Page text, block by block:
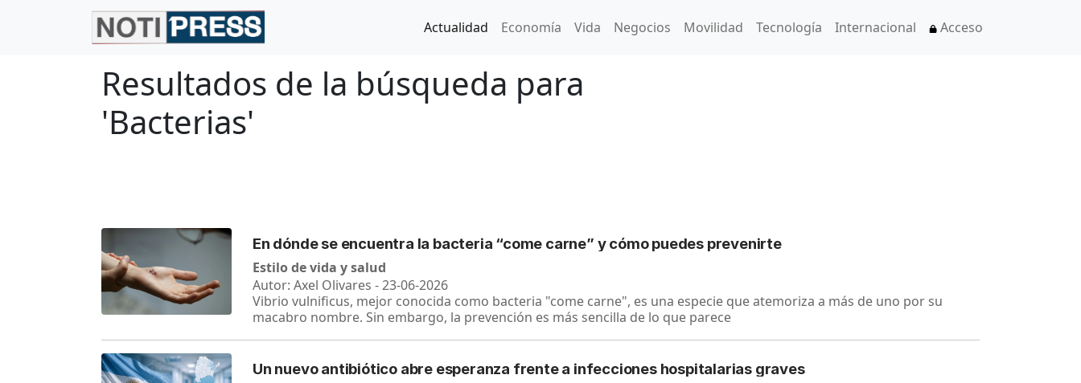
Actualidad Economía Vida Negocios Movilidad Tecnología Internacional Acceso
Resultados de la búsqueda para
'Bacterias'
En dónde se encuentra la bacteria “come carne” y cómo puedes prevenirte
Estilo de vida y salud
Autor: Axel Olivares - 23-06-2026
Vibrio vulnificus, mejor conocida como bacteria "come carne", es una especie que atemoriza a más de uno por su
macabro nombre. Sin embargo, la prevención es más sencilla de lo que parece
Un nuevo antibiótico abre esperanza frente a infecciones hospitalarias graves